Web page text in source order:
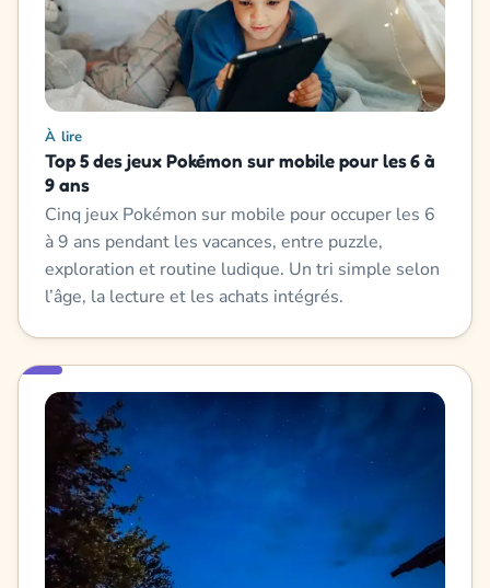
À lire
Top 5 des jeux Pokémon sur mobile pour les 6 à
9 ans
Cinq jeux Pokémon sur mobile pour occuper les 6
à 9 ans pendant les vacances, entre puzzle,
exploration et routine ludique. Un tri simple selon
l’âge, la lecture et les achats intégrés.